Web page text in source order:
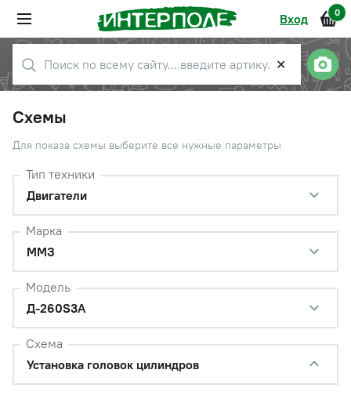
Вход 0
✕
Схемы
Для показа схемы выберите все нужные параметры
Тип техники
Двигатели
Марка
ММЗ
Модель
Д-260S3A
Схема
Установка головок цилиндров